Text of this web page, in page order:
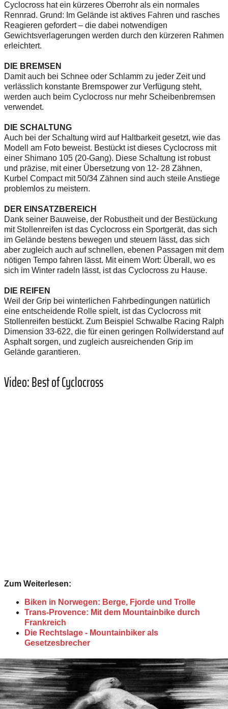
Cyclocross hat ein kürzeres Oberrohr als ein normales
Rennrad. Grund: Im Gelände ist aktives Fahren und rasches
Reagieren gefordert – die dabei notwendigen
Gewichtsverlagerungen werden durch den kürzeren Rahmen
erleichtert.
DIE BREMSEN
Damit auch bei Schnee oder Schlamm zu jeder Zeit und
verlässlich konstante Bremspower zur Verfügung steht,
werden auch beim Cyclocross nur mehr Scheibenbremsen
verwendet.
DIE SCHALTUNG
Auch bei der Schaltung wird auf Haltbarkeit gesetzt, wie das
Modell am Foto beweist. Bestückt ist dieses Cyclocross mit
einer Shimano 105 (20-Gang). Diese Schaltung ist robust
und präzise, mit einer Übersetzung von 12- 28 Zähnen,
Kurbel Compact mit 50/34 Zähnen sind auch steile Anstiege
problemlos zu meistern.
DER EINSATZBEREICH
Dank seiner Bauweise, der Robustheit und der Bestückung
mit Stollenreifen ist das Cyclocross ein Sportgerät, das sich
im Gelände bestens bewegen und steuern lässt, das sich
aber zugleich auch auf schnellen, ebenen Passagen mit dem
nötigen Tempo fahren lässt. Mit einem Wort: Überall, wo es
sich im Winter radeln lässt, ist das Cyclocross zu Hause.
DIE REIFEN
Weil der Grip bei winterlichen Fahrbedingungen natürlich
eine entscheidende Rolle spielt, ist das Cyclocross mit
Stollenreifen bestückt. Zum Beispiel Schwalbe Racing Ralph
Dimension 33-622, die für einen geringen Rollwiderstand auf
Asphalt sorgen, und zugleich ausreichenden Grip im
Gelände garantieren.
Video: Best of Cyclocross
Zum Weiterlesen:
Biken in Norwegen: Berge, Fjorde und Trolle
Trans-Provence: Mit dem Mountainbike durch
Frankreich
Die Rechtslage - Mountainbiker als
Gesetzesbrecher